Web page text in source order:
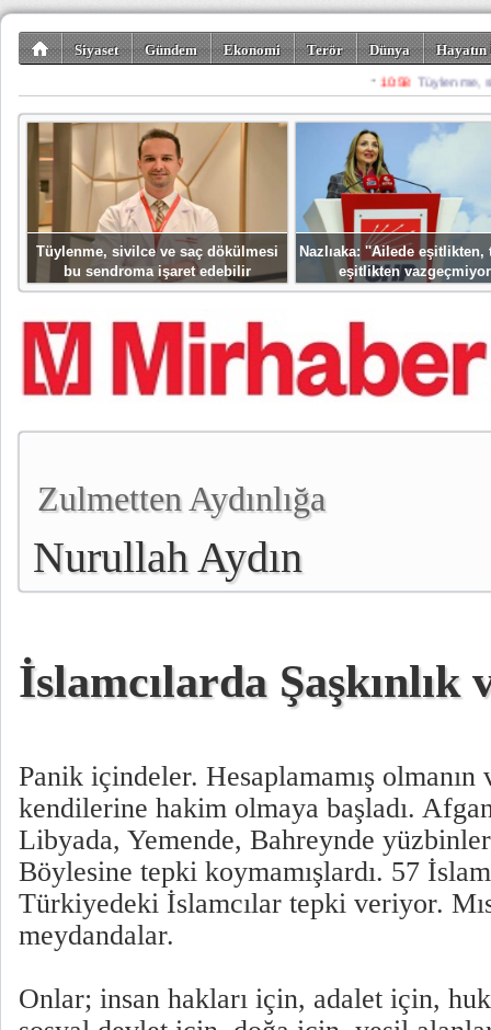
Siyaset Gündem Ekonomi Terör Dünya
Spor Misafir
Tüylenme, sivilce ve saç dökülmesi
bu sendroma işaret edebilir
Nazlıaka: ''Ailede eşitlikten,
eşitlikten
Zulmetten Aydınlığa
Nurullah Aydın
İslamcılarda Şaşkınlık
Panik içindeler. Hesaplamamış olmanın
kendilerine hakim olmaya başladı.
Libyada, Yemende, Bahreynde
Böylesine tepki koymamışlardı. 57
Türkiyedeki İslamcılar tepki veriyor.
meydandalar.
Onlar; insan hakları için, adalet için,